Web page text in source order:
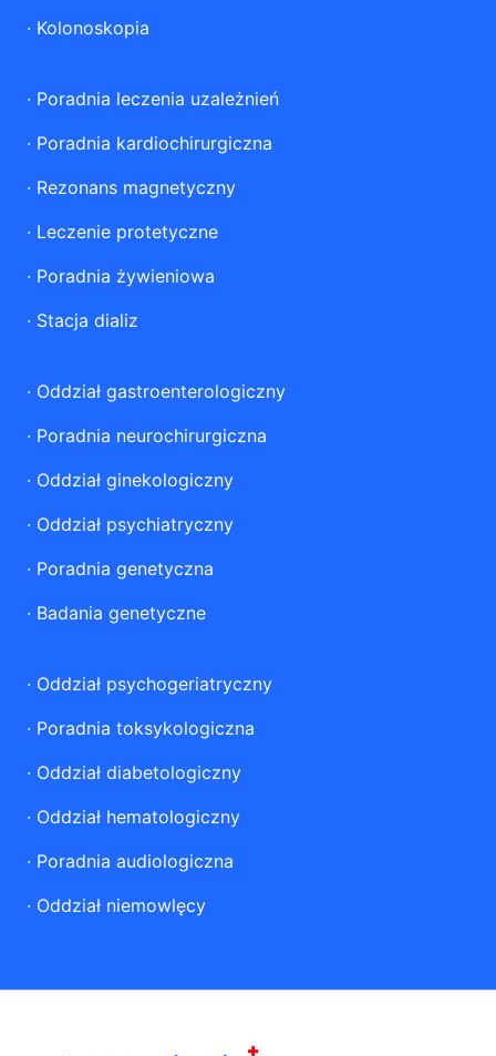
· Kolonoskopia
· Poradnia leczenia uzależnień
· Poradnia kardiochirurgiczna
· Rezonans magnetyczny
· Leczenie protetyczne
· Poradnia żywieniowa
· Stacja dializ
· Oddział gastroenterologiczny
· Poradnia neurochirurgiczna
· Oddział ginekologiczny
· Oddział psychiatryczny
· Poradnia genetyczna
· Badania genetyczne
· Oddział psychogeriatryczny
· Poradnia toksykologiczna
· Oddział diabetologiczny
· Oddział hematologiczny
· Poradnia audiologiczna
· Oddział niemowlęcy